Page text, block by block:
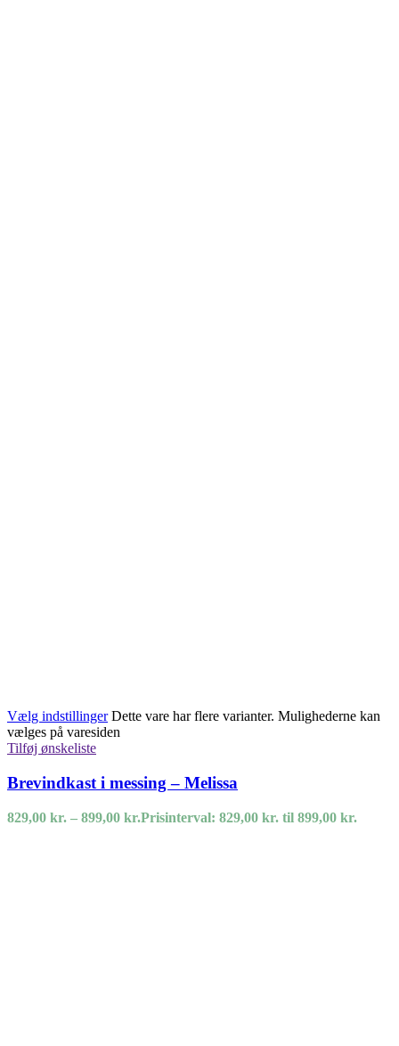
Vælg indstillinger Dette vare har flere varianter. Mulighederne kan
vælges på varesiden
Tilføj ønskeliste
Brevindkast i messing – Melissa
829,00 kr. – 899,00 kr.Prisinterval: 829,00 kr. til 899,00 kr.